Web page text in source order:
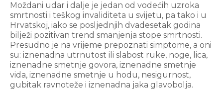
Moždani udar i dalje je jedan od vodećih uzroka
smrtnosti i teškog invaliditeta u svijetu, pa tako i u
Hrvatskoj, iako se posljednjih dvadesetak godina
bilježi pozitivan trend smanjenja stope smrtnosti.
Presudno je na vrijeme prepoznati simptome, a oni
su: iznenadna utrnutost ili slabost ruke, noge, lica,
iznenadne smetnje govora, iznenadne smetnje
vida, iznenadne smetnje u hodu, nesigurnost,
gubitak ravnoteže i iznenadna jaka glavobolja.